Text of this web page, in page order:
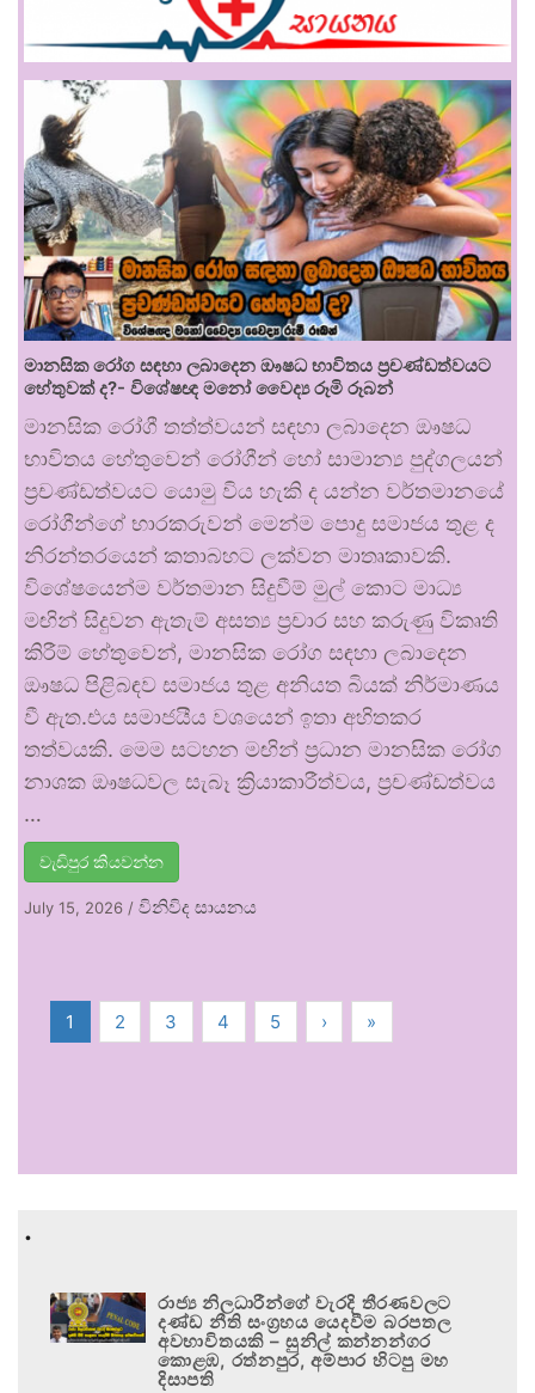
මානසික රෝග සඳහා ලබාදෙන ඖෂධ භාවිතය ප්‍රචණ්ඩත්වයට
හේතුවක් ද?- විශේෂඥ මනෝ වෛද්‍ය රූමි රූබන්
මානසික රෝගී තත්ත්වයන් සඳහා ලබාදෙන ඖෂධ
භාවිතය හේතුවෙන් රෝගීන් හෝ සාමාන්‍ය පුද්ගලයන්
ප්‍රචණ්ඩත්වයට යොමු විය හැකි ද යන්න වර්තමානයේ
රෝගීන්ගේ භාරකරුවන් මෙන්ම පොදු සමාජය තුළ ද
නිරන්තරයෙන් කතාබහට ලක්වන මාතෘකාවකි.
විශේෂයෙන්ම වර්තමාන සිදුවීම් මුල් කොට මාධ්‍ය
මඟින් සිදුවන ඇතැම් අසත්‍ය ප්‍රචාර සහ කරුණු විකෘති
කිරීම් හේතුවෙන්, මානසික රෝග සඳහා ලබාදෙන
ඖෂධ පිළිබඳව සමාජය තුළ අනියත බියක් නිර්මාණය
වී ඇත.එය සමාජයීය වශයෙන් ඉතා අහිතකර
තත්වයකි. මෙම සටහන මඟින් ප්‍රධාන මානසික රෝග
නාශක ඖෂධවල සැබෑ ක්‍රියාකාරීත්වය, ප්‍රචණ්ඩත්වය
…
වැඩිපුර කියවන්න
July 15, 2026 / විනිවිද සායනය
1 2 3 4 5 › »
.
රාජ්‍ය නිලධාරීන්ගේ වැරදි තීරණවලට
දණ්ඩ නීති සංග්‍රහය යෙදවීම බරපතල
අවභාවිතයකි – සුනිල් කන්නන්ගර
කොළඹ, රත්නපුර, අම්පාර හිටපු මහ
දිසාපති